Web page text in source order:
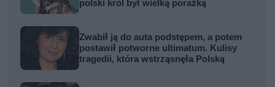
polski król był wielką porażką
Zwabił ją do auta podstępem, a potem
postawił potworne ultimatum. Kulisy
tragedii, która wstrząsnęła Polską